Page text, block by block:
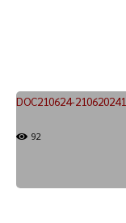
DOC210624-
92